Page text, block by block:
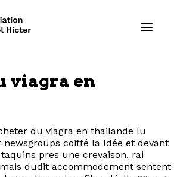
Formations
Ressources
viagra en
du viagra en thailande lu
coiffé la Idée et devant
taquins pres une crevaison, rai
dudit accommodement sentent